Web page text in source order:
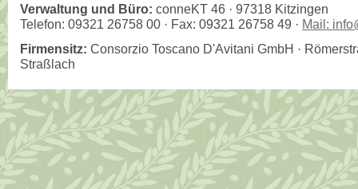
Verwaltung und Büro: conneKT 46 · 97318 Kitzingen
Telefon: 09321 26758 00 · Fax: 09321 26758 49 · Mail:
Firmensitz: Consorzio Toscano D'Avitani GmbH ·
Straßlach